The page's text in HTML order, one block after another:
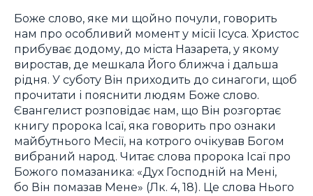
Боже слово, яке ми щойно почули, говорить
нам про особливий момент у місії Ісуса. Христос
прибуває додому, до міста Назарета, у якому
виростав, де мешкала Його ближча і дальша
рідня. У суботу Він приходить до синагоги, щоб
прочитати і пояснити людям Боже слово.
Євангелист розповідає нам, що Він розгортає
книгу пророка Ісаї, яка говорить про ознаки
майбутнього Месії, на котрого очікував Богом
вибраний народ. Читає слова пророка Ісаї про
Божого помазаника: «Дух Господній на Мені,
бо Він помазав Мене» (Лк. 4, 18). Це слова Нього